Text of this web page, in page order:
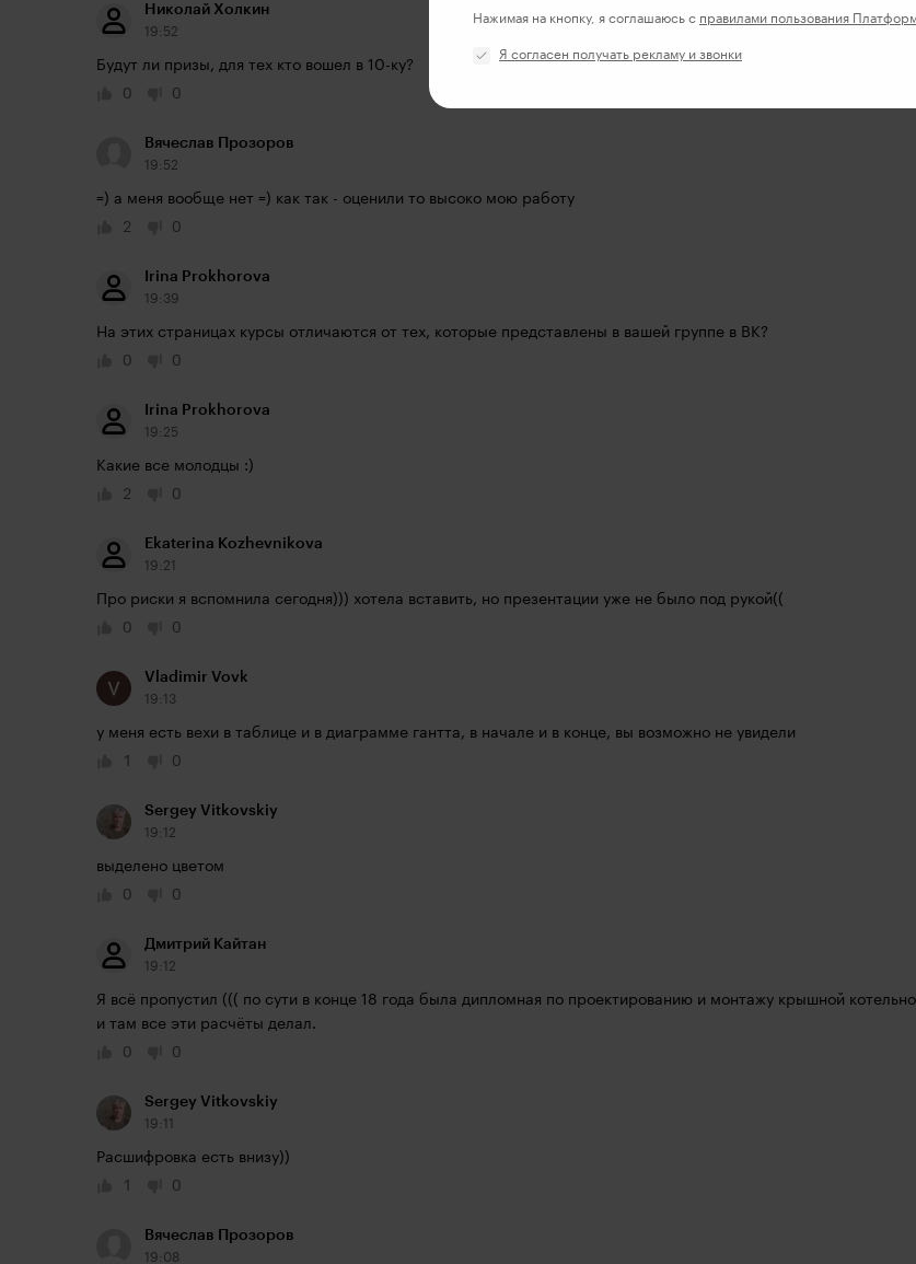
Николай Холкин
19:52
Будут ли призы, для тех кто вошел в 10-ку?
0
0
Вячеслав Прозоров
19:52
=) а меня вообще нет =) как так - оценили то высоко мою работу
2
0
Irina Prokhorova
19:39
На этих страницах курсы отличаются от тех, которые представлены в вашей группе в ВК?
0
0
Irina Prokhorova
19:25
Какие все молодцы :)
2
0
Ekaterina Kozhevnikova
19:21
Про риски я вспомнила сегодня))) хотела вставить, но презентации уже не было под рукой((
0
0
Vladimir Vovk
19:13
у меня есть вехи в таблице и в диаграмме гантта, в начале и в конце, вы возможно не увидели
1
0
Sergey Vitkovskiy
19:12
выделено цветом
0
0
Дмитрий Кайтан
19:12
Я всё пропустил ((( по сути в конце 18 года была дипломная по проектированию и монтажу крышной
и там все эти расчёты делал.
0
0
Sergey Vitkovskiy
19:11
Расшифровка есть внизу))
1
0
Вячеслав Прозоров
19:08
Нажимая на кнопку, я соглашаюсь с правилами пользования
Я согласен получать рекламу и звонки